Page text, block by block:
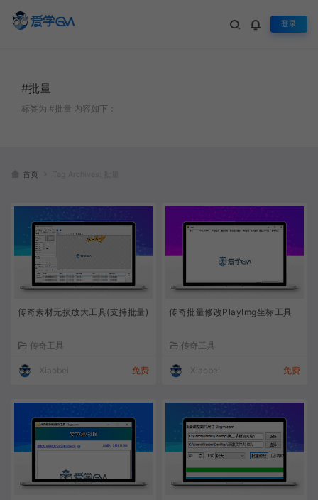
登录
#批量
标签为 #批量 内容如下：
首页
传奇素材无损放大工具(支持批量)
传奇工具
Xiaobei 免费
传奇批量修改PlayImg坐标工具
传奇工具
Xiaobei 免费